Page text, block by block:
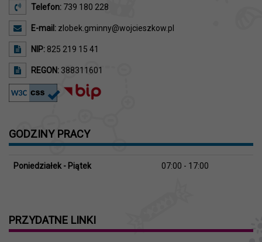
Telefon: 739 180 228
E-mail: zlobek.gminny@wojcieszkow.pl
NIP: 825 219 15 41
REGON: 388311601
GODZINY PRACY
Poniedziałek - Piątek 07:00 - 17:00
PRZYDATNE LINKI